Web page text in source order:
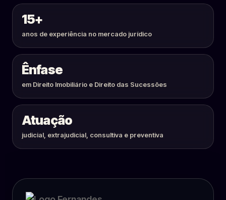
15+
anos de experiência no mercado jurídico
Ênfase
em Direito Imobiliário e Direito das Sucessões
Atuação
judicial, extrajudicial, consultiva e preventiva